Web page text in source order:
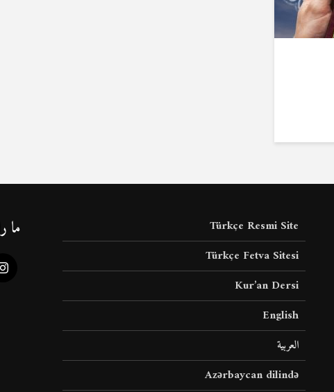
Türkçe Resmi Site
Türkçe Fetva Sitesi
Kur’an Dersi
English
العربية
Azərbaycan dilində
ما